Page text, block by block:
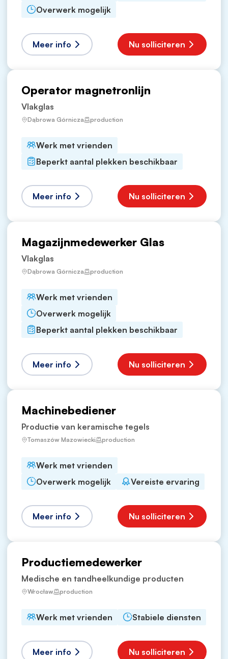
Overwerk mogelijk
Meer info Nu solliciteren
Operator magnetronlijn
Vlakglas
Dąbrowa Górnicza production
Werk met vrienden
Beperkt aantal plekken beschikbaar
Meer info Nu solliciteren
Magazijnmedewerker Glas
Vlakglas
Dąbrowa Górnicza production
Werk met vrienden
Overwerk mogelijk
Beperkt aantal plekken beschikbaar
Meer info Nu solliciteren
Machinebediener
Productie van keramische tegels
Tomaszów Mazowiecki production
Werk met vrienden
Overwerk mogelijk
Vereiste ervaring
Meer info Nu solliciteren
Productiemedewerker
Medische en tandheelkundige producten
Wrocław production
Werk met vrienden Stabiele diensten
Meer info Nu solliciteren